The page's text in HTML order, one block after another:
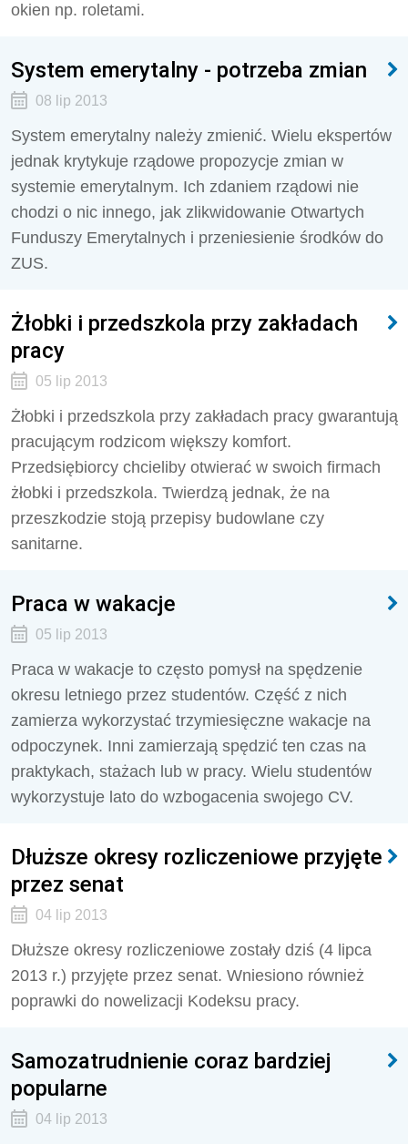
okien np. roletami.
System emerytalny - potrzeba zmian
08 lip 2013
System emerytalny należy zmienić. Wielu ekspertów
jednak krytykuje rządowe propozycje zmian w
systemie emerytalnym. Ich zdaniem rządowi nie
chodzi o nic innego, jak zlikwidowanie Otwartych
Funduszy Emerytalnych i przeniesienie środków do
ZUS.
Żłobki i przedszkola przy zakładach
pracy
05 lip 2013
Żłobki i przedszkola przy zakładach pracy gwarantują
pracującym rodzicom większy komfort.
Przedsiębiorcy chcieliby otwierać w swoich firmach
żłobki i przedszkola. Twierdzą jednak, że na
przeszkodzie stoją przepisy budowlane czy
sanitarne.
Praca w wakacje
05 lip 2013
Praca w wakacje to często pomysł na spędzenie
okresu letniego przez studentów. Część z nich
zamierza wykorzystać trzymiesięczne wakacje na
odpoczynek. Inni zamierzają spędzić ten czas na
praktykach, stażach lub w pracy. Wielu studentów
wykorzystuje lato do wzbogacenia swojego CV.
Dłuższe okresy rozliczeniowe przyjęte
przez senat
04 lip 2013
Dłuższe okresy rozliczeniowe zostały dziś (4 lipca
2013 r.) przyjęte przez senat. Wniesiono również
poprawki do nowelizacji Kodeksu pracy.
Samozatrudnienie coraz bardziej
popularne
04 lip 2013